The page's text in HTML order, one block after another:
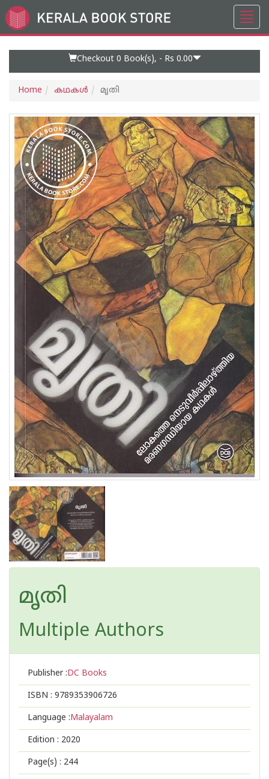
Go
to
Checkout 0 Book(s), - Rs 0.00
Home കഥകള്‍ മൃതി
മൃതി
Multiple Authors
Publisher :DC Books
ISBN : 9789353906726
Language :Malayalam
Edition : 2020
Page(s) : 244